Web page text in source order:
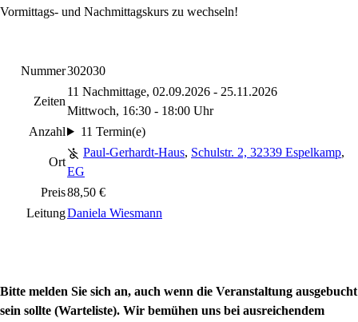
Vormittags- und Nachmittagskurs zu wechseln!
Nummer302030
Zeiten
11 Nachmittage, 02.09.2026 - 25.11.2026
Mittwoch, 16:30 - 18:00 Uhr
Anzahl
11 Termin(e)
Ort
Paul-Gerhardt-Haus, Schulstr. 2, 32339 Espelkamp,
EG
Preis88,50 €
LeitungDaniela Wiesmann
Bitte melden Sie sich an, auch wenn die Veranstaltung ausgebucht
sein sollte (Warteliste). Wir bemühen uns bei ausreichendem